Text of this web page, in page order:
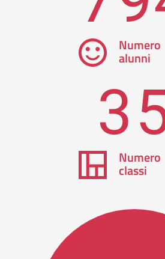
Numero
alunni
Numero
classi